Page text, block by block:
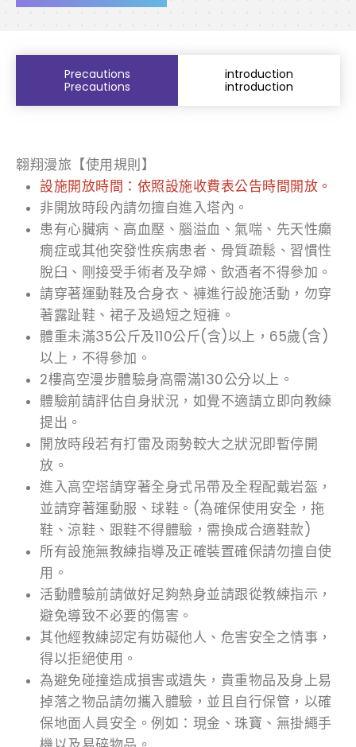
Precautions
Precautions
introduction
introduction
翱翔漫旅【使用規則】
設施開放時間：依照設施收費表公告時間開放。
非開放時段內請勿擅自進入塔內。
患有心臟病、高血壓、腦溢血、氣喘、先天性癲
癇症或其他突發性疾病患者、骨質疏鬆、習慣性
脫臼、剛接受手術者及孕婦、飲酒者不得參加。
請穿著運動鞋及合身衣、褲進行設施活動，勿穿
著露趾鞋、裙子及過短之短褲。
體重未滿35公斤及110公斤(含)以上，65歲(含)
以上，不得參加。
2樓高空漫步體驗身高需滿130公分以上。
體驗前請評估自身狀況，如覺不適請立即向教練
提出。
開放時段若有打雷及雨勢較大之狀況即暫停開
放。
進入高空塔請穿著全身式吊帶及全程配戴岩盔，
並請穿著運動服、球鞋。(為確保使用安全，拖
鞋、涼鞋、跟鞋不得體驗，需換成合適鞋款)
所有設施無教練指導及正確裝置確保請勿擅自使
用。
活動體驗前請做好足夠熱身並請跟從教練指示，
避免導致不必要的傷害。
其他經教練認定有妨礙他人、危害安全之情事，
得以拒絕使用。
為避免碰撞造成損害或遺失，貴重物品及身上易
掉落之物品請勿攜入體驗，並且自行保管，以確
保地面人員安全。例如：現金、珠寶、無掛繩手